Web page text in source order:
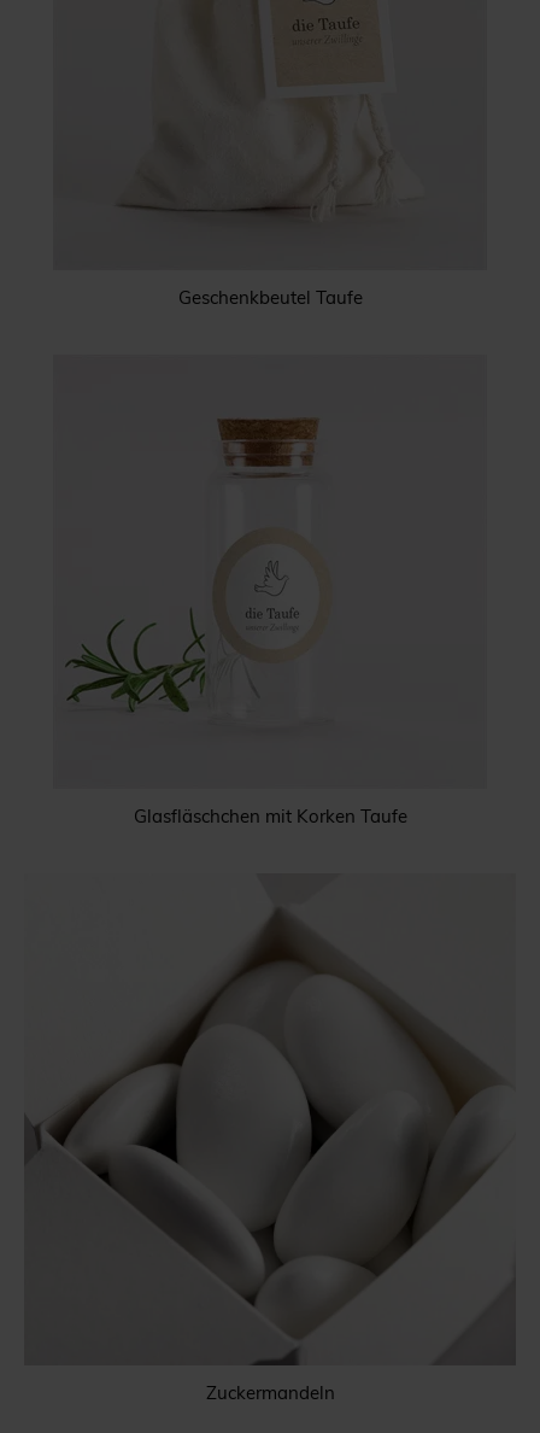
Geschenkbeutel Taufe
Glasfläschchen mit Korken Taufe
Zuckermandeln